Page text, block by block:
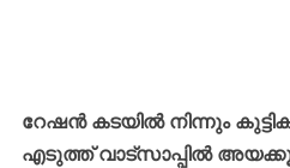
റേഷൻ കടയിൽ നിന്നും
എടുത്ത് വാട്സാപ്പിൽ